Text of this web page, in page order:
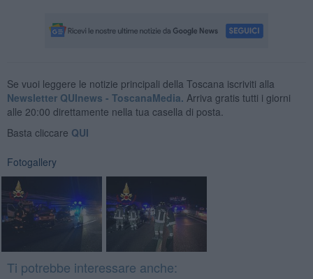
Se vuoi leggere le notizie principali della Toscana iscriviti alla
Newsletter QUInews - ToscanaMedia. Arriva gratis tutti i giorni
alle 20:00 direttamente nella tua casella di posta.
Basta cliccare QUI
Fotogallery
Ti potrebbe interessare anche: